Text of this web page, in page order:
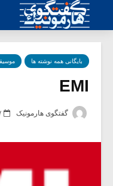
بایگانی همه نوشته ها
EMI
گفتگوی هارمونیک